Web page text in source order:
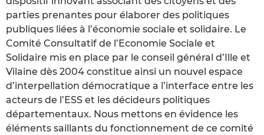
parties prenantes pour élaborer des politiques
publiques liées à l’économie sociale et solidaire. Le
Comité Consultatif de l’Economie Sociale et
Solidaire mis en place par le conseil général d’Ille et
Vilaine dès 2004 constitue ainsi un nouvel espace
d’interpellation démocratique a l’interface entre les
acteurs de l’ESS et les décideurs politiques
départementaux. Nous mettons en évidence les
éléments saillants du fonctionnement de ce comité